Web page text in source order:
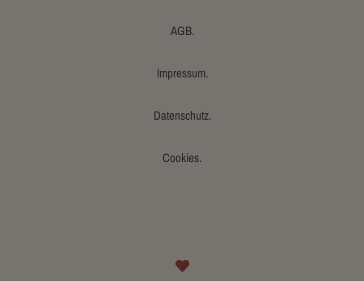
AGB.
Impressum.
Datenschutz.
Cookies.